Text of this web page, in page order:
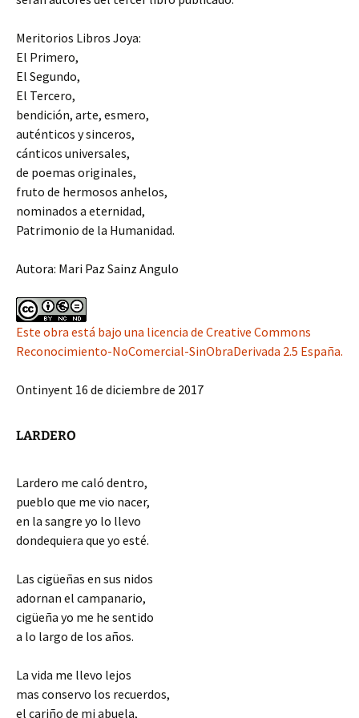
Meritorios Libros Joya:
El Primero,
El Segundo,
El Tercero,
bendición, arte, esmero,
auténticos y sinceros,
cánticos universales,
de poemas originales,
fruto de hermosos anhelos,
nominados a eternidad,
Patrimonio de la Humanidad.
Autora: Mari Paz Sainz Angulo
Este obra está bajo una licencia de Creative Commons
Reconocimiento-NoComercial-SinObraDerivada 2.5 España.
Ontinyent 16 de diciembre de 2017
LARDERO
Lardero me caló dentro,
pueblo que me vio nacer,
en la sangre yo lo llevo
dondequiera que yo esté.
Las cigüeñas en sus nidos
adornan el campanario,
cigüeña yo me he sentido
a lo largo de los años.
La vida me llevo lejos
mas conservo los recuerdos,
el cariño de mi abuela,